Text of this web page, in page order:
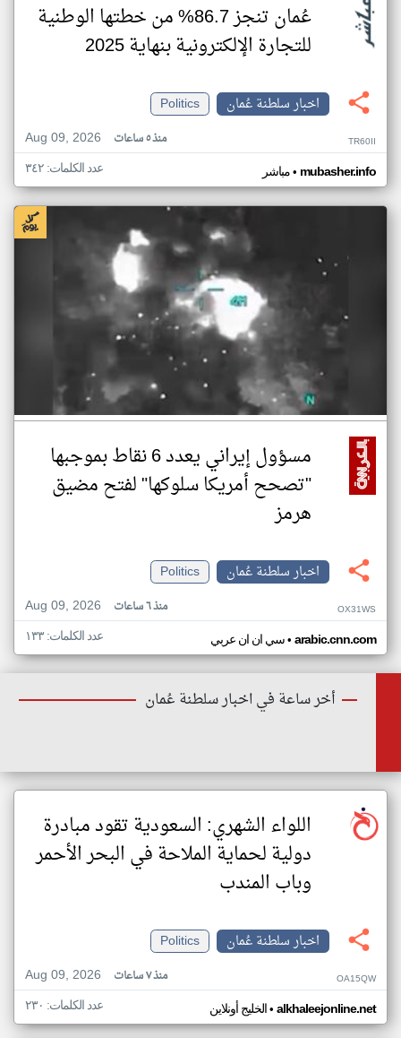
عُمان تنجز 86.7% من خطتها الوطنية
للتجارة الإلكترونية بنهاية 2025
اخبار سلطنة عُمان
Politics
Aug 09, 2026
منذ ٥ ساعات TR60II
مباشر• mubasher.info عدد الكلمات: ٣٤٢
مسؤول إيراني يعدد 6 نقاط بموجبها
"تصحح أمريكا سلوكها" لفتح مضيق
هرمز
اخبار سلطنة عُمان
Politics
Aug 09, 2026
منذ ٦ ساعات OX31WS
سي ان ان عربي• arabic.cnn.com عدد الكلمات: ١٣٣
أخر ساعة في اخبار سلطنة عُمان
اللواء الشهري: السعودية تقود مبادرة
دولية لحماية الملاحة في البحر الأحمر
وباب المندب
اخبار سلطنة عُمان
Politics
Aug 09, 2026
منذ ٧ ساعات OA15QW
الخليج أونلاين• alkhaleejonline.net عدد الكلمات: ٢٣٠